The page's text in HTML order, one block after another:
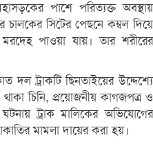
পাশে পরিত্যক্ত অবস্থায়
চালকের সিটের পেছনে কম্বল দিয়ে
মরদেহ পাওয়া যায়। তার শরীরের
দল ট্রাকটি ছিনতাইয়ের উদ্দেশ্যে
চিনি, প্রয়োজনীয় কাগজপত্র ও
ট্রাক মালিকের অভিযোগের
মামলা দায়ের করা হয়।